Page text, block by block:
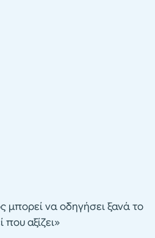
μπορεί να οδηγήσει ξανά το
που αξίζει»